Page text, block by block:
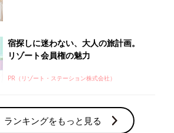
・育児の人気テーマ
ガ